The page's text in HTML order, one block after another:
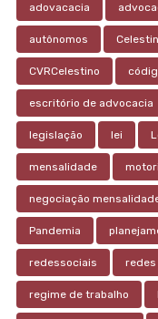
adovacacia
autônomos
CVRCelestino
escritório de advocacia
legislação lei
mensalidade
negociação
Pandemia
redessociais redes
regime de trabalho